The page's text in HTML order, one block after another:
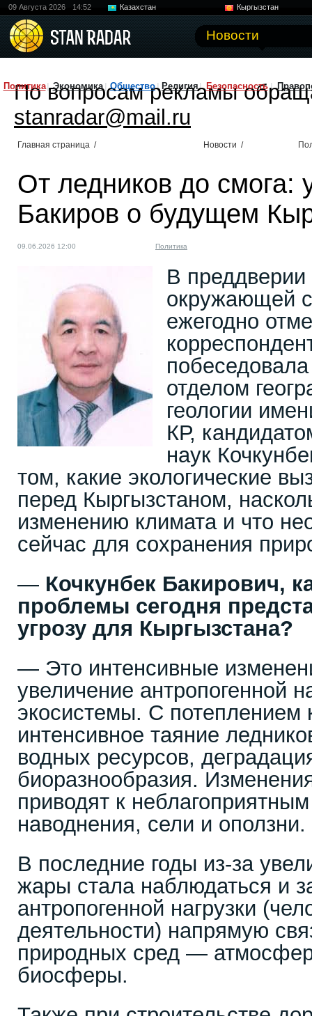
09 Августа 2026 14:52 Казахстан
Кыргызстан
Новости
Политика Экономика Общество Религия Безопасность
По вопросам рекламы
stanradar@mail.ru
Главная страница / Новости /
От ледников до смога:
Бакиров о будущем
09.06.2026 12:00 Политика
В
окружающей
ежегодно
отделом
геологии
КР,
наук
том, какие экологические
перед Кыргызстаном,
изменению климата и что
сейчас для сохранения
— Кочкунбек Бакирович,
проблемы сегодня
угрозу для Кыргызстана?
— Это интенсивные
увеличение антропогенной
экосистемы. С потеплением
интенсивное таяние
водных ресурсов,
биоразнообразия.
приводят к
наводнения, сели и оползни.
В последние годы из-за
жары стала наблюдаться и
антропогенной нагрузки
деятельности) напрямую
природных сред —
биосферы.